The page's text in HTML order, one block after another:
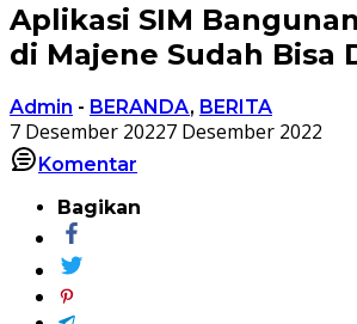
Aplikasi SIM
di Majene Sudah Bisa
Admin - BERANDA, BERITA
7 Desember 20227 Desember 2022
Komentar
Bagikan